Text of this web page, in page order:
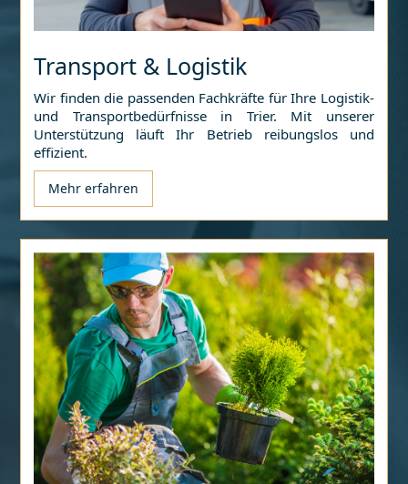
Transport & Logistik
Wir finden die passenden Fachkräfte für Ihre Logistik-
und Transportbedürfnisse in Trier. Mit unserer
Unterstützung läuft Ihr Betrieb reibungslos und
effizient.
Mehr erfahren